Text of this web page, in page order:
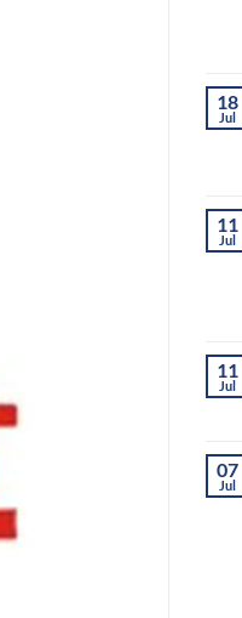
18
Jul
11
Jul
11
Jul
07
Jul